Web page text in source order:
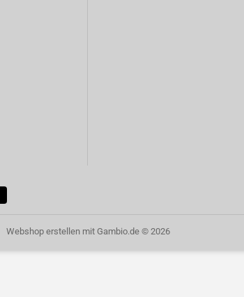
Webshop erstellenmit Gambio.de © 2026